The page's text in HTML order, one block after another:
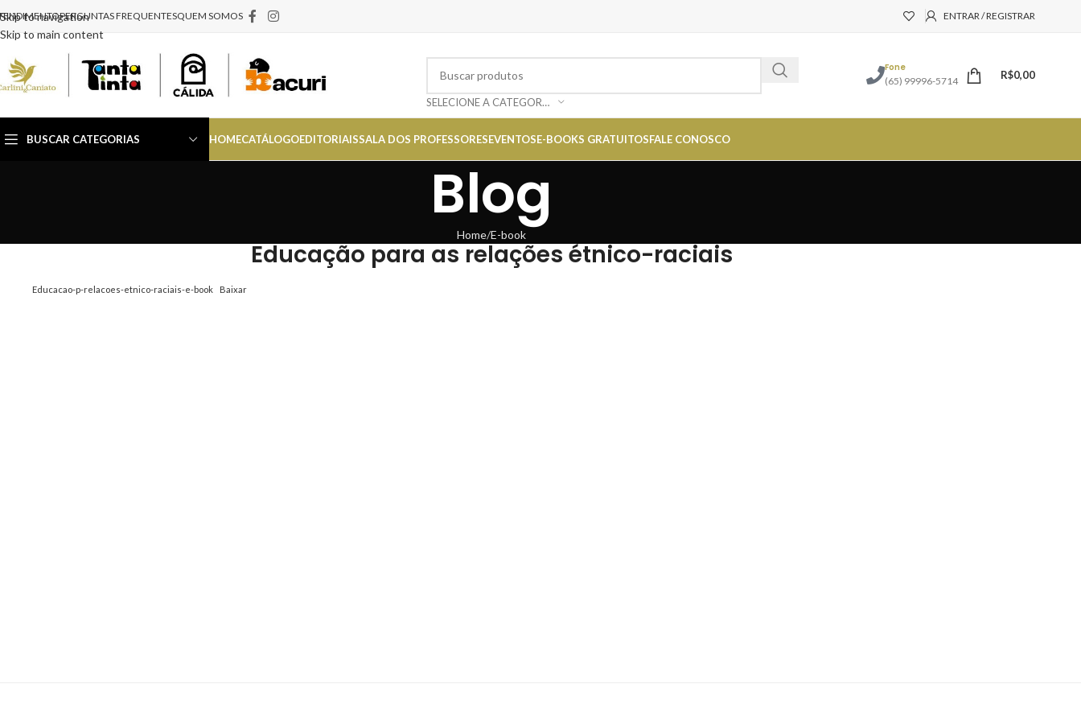
Skip to navigation
Skip to main content
PERGUNTAS FREQUENTESQUEM SOMOS ENTRAR / REGISTRAR
SELECIONE A CATEGORIA
Fone
(65) 99996-5714
R$0,00
BUSCAR CATEGORIAS HOMECATÁLOGOEDITORIAISSALA DOS PROFESSORESEVENTOSE-BOOKS GRATUITOSFALE CONOSCO
Blog
Home E-book
Educação para as relações étnico-raciais
Educacao-p-relacoes-etnico-raciais-e-book Baixar